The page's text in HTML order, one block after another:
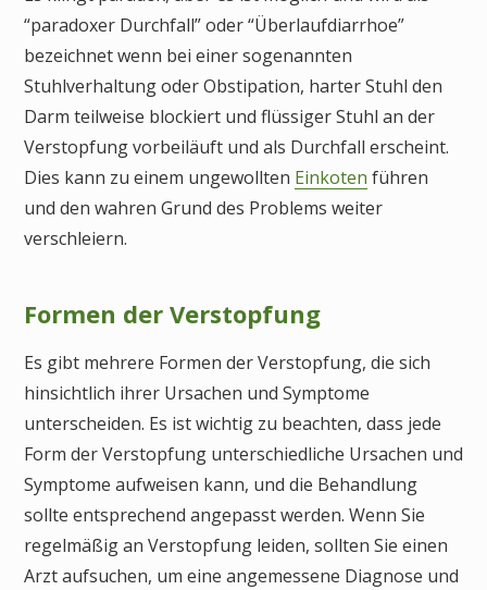
“paradoxer Durchfall” oder “Überlaufdiarrhoe”
bezeichnet wenn bei einer sogenannten
Stuhlverhaltung oder Obstipation, harter Stuhl den
Darm teilweise blockiert und flüssiger Stuhl an der
Verstopfung vorbeiläuft und als Durchfall erscheint.
Dies kann zu einem ungewollten Einkoten führen
und den wahren Grund des Problems weiter
verschleiern.
Formen der Verstopfung
Es gibt mehrere Formen der Verstopfung, die sich
hinsichtlich ihrer Ursachen und Symptome
unterscheiden. Es ist wichtig zu beachten, dass jede
Form der Verstopfung unterschiedliche Ursachen und
Symptome aufweisen kann, und die Behandlung
sollte entsprechend angepasst werden. Wenn Sie
regelmäßig an Verstopfung leiden, sollten Sie einen
Arzt aufsuchen, um eine angemessene Diagnose und